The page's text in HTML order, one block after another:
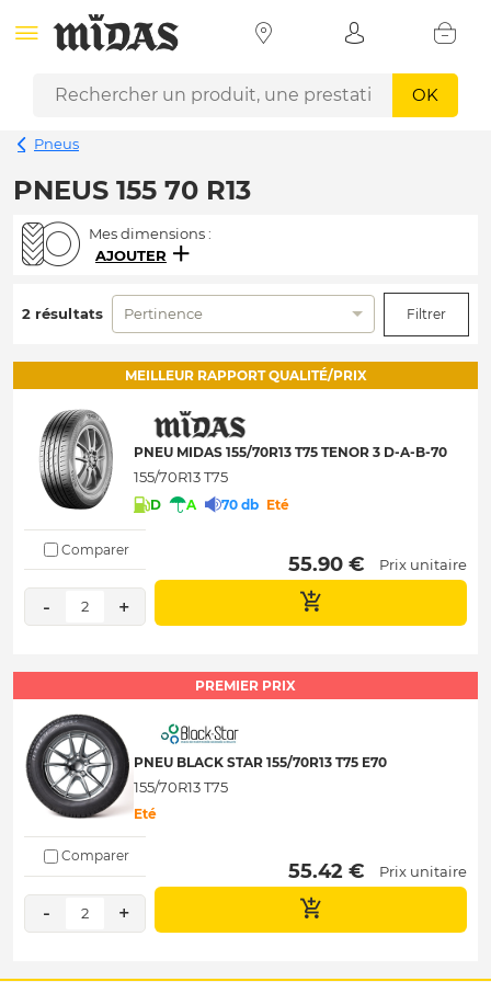
OK
Pneus
PNEUS 155 70 R13
Mes dimensions :
AJOUTER
2 résultats Pertinence Filtrer
MEILLEUR RAPPORT QUALITÉ/PRIX
PNEU MIDAS 155/70R13 T75 TENOR 3 D-A-B-70
155/70R13 T75
D A 70 db Eté
Comparer
- 2 +
55.90 € Prix unitaire
PREMIER PRIX
PNEU BLACK STAR 155/70R13 T75 E70
155/70R13 T75
Eté
Comparer
- 2 +
55.42 € Prix unitaire